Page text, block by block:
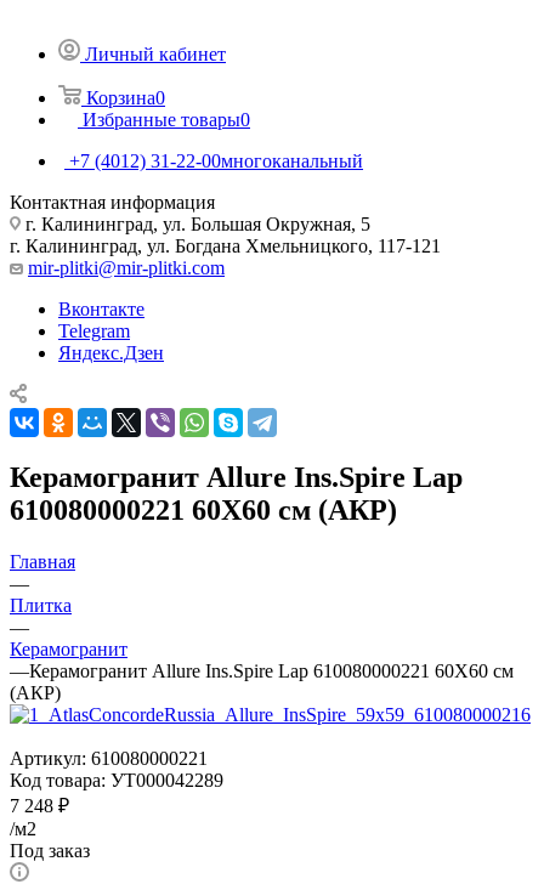
Личный кабинет
Корзина0
Избранные товары0
+7 (4012) 31-22-00многоканальный
Контактная информация
г. Калининград, ул. Большая Окружная, 5
г. Калининград, ул. Богдана Хмельницкого, 117-121
mir-plitki@mir-plitki.com
Вконтакте
Telegram
Яндекс.Дзен
Керамогранит Allure Ins.Spire Lap
610080000221 60X60 см (АКР)
Главная
—
Плитка
—
Керамогранит
—Керамогранит Allure Ins.Spire Lap 610080000221 60X60 см
(АКР)
Артикул: 610080000221
Код товара: УТ000042289
7 248 ₽
/м2
Под заказ